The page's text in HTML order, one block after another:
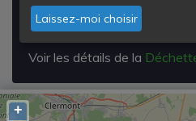
60100
Creil
Voir les détails de la
+
Laissez-moi choisir